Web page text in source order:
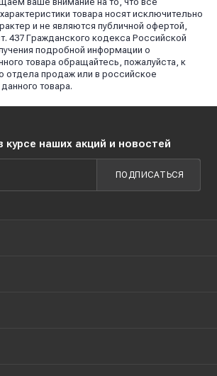
товара носят исключительно
и не являются публичной офертой,
437 Гражданского кодекса Российской
подробной информации о
товара обращайтесь, пожалуйста, к
отдела продаж или в российское
товара.
курсе наших акций и новостей
ПОДПИСАТЬСЯ